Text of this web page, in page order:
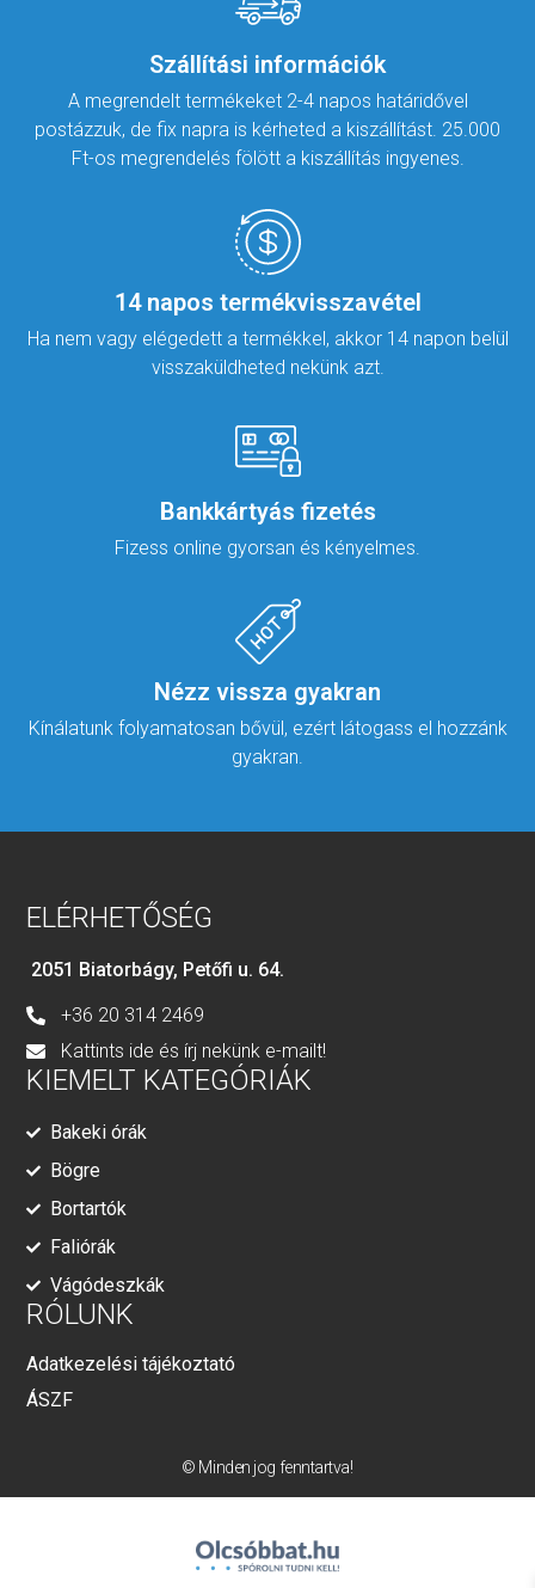
Szállítási információk
A megrendelt termékeket 2-4 napos határidővel
postázzuk, de fix napra is kérheted a kiszállítást. 25.000
Ft-os megrendelés fölött a kiszállítás ingyenes.
14 napos termékvisszavétel
Ha nem vagy elégedett a termékkel, akkor 14 napon belül
visszaküldheted nekünk azt.
Bankkártyás fizetés
Fizess online gyorsan és kényelmes.
Nézz vissza gyakran
Kínálatunk folyamatosan bővül, ezért látogass el hozzánk
gyakran.
ELÉRHETŐSÉG
2051 Biatorbágy, Petőfi u. 64.
+36 20 314 2469
Kattints ide és írj nekünk e-mailt!
KIEMELT KATEGÓRIÁK
Bakeki órák
Bögre
Bortartók
Faliórák
Vágódeszkák
RÓLUNK
Adatkezelési tájékoztató
ÁSZF
© Minden jog fenntartva!